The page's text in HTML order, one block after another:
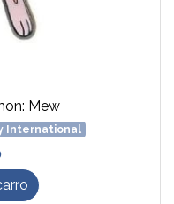
Mew
International